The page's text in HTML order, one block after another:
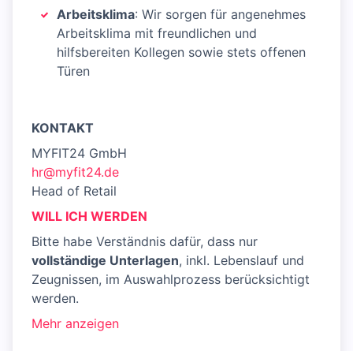
Arbeitsklima: Wir sorgen für angenehmes
Arbeitsklima mit freundlichen und
hilfsbereiten Kollegen sowie stets offenen
Türen
KONTAKT
MYFIT24 GmbH
hr@myfit24.de
Head of Retail
WILL ICH WERDEN
Bitte habe Verständnis dafür, dass nur
vollständige Unterlagen, inkl. Lebenslauf und
Zeugnissen, im Auswahlprozess berücksichtigt
werden.
Mehr anzeigen